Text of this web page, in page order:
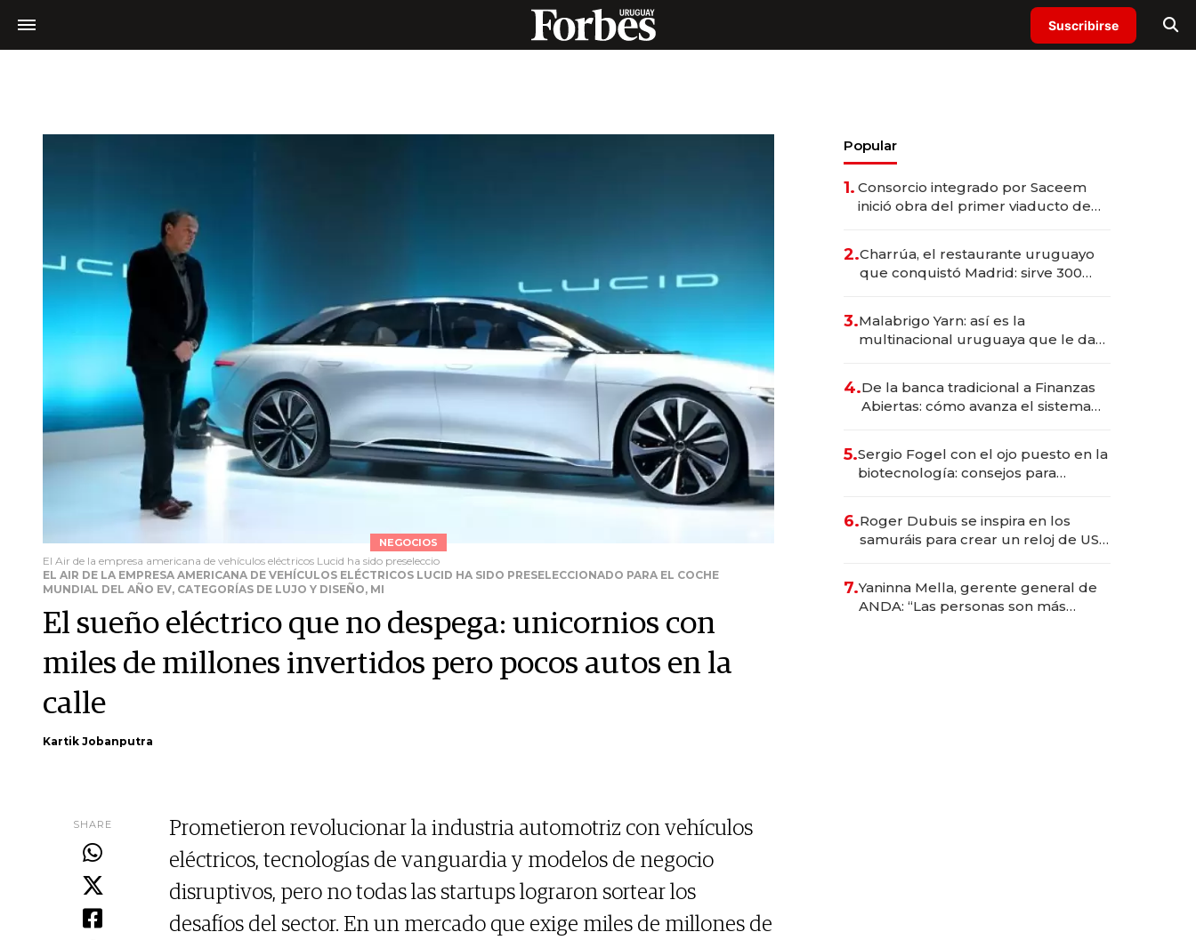
Suscribirse
NEGOCIOS
El Air de la empresa americana de vehículos eléctricos Lucid ha sido preseleccio
EL AIR DE LA EMPRESA AMERICANA DE VEHÍCULOS ELÉCTRICOS LUCID HA SIDO PRESELECCIONADO PARA EL COCHE
MUNDIAL DEL AÑO EV, CATEGORÍAS DE LUJO Y DISEÑO, MI
El sueño eléctrico que no despega: unicornios con
miles de millones invertidos pero pocos autos en la
calle
Kartik Jobanputra
SHARE
Prometieron revolucionar la industria automotriz con vehículos
eléctricos, tecnologías de vanguardia y modelos de negocio
disruptivos, pero no todas las startups lograron sortear los
desafíos del sector. En un mercado que exige miles de millones de
Popular
1. Consorcio integrado por Saceem
inició obra del primer viaducto de
millones
2.Charrúa, el restaurante uruguayo
que conquistó Madrid: sirve 300
prepara apertura
3.Malabrigo Yarn: así es la
multinacional uruguaya que le da
4.De la banca tradicional a Finanzas
Abiertas: cómo avanza el sistema
5.Sergio Fogel con el ojo puesto en la
biotecnología: consejos para
6.Roger Dubuis se inspira en los
samuráis para crear un reloj de US$
7.Yaninna Mella, gerente general de
ANDA: “Las personas son más